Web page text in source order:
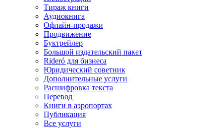
Тираж книги
Аудиокнига
Офлайн-продажи
Продвижение
Буктрейлер
Большой издательский пакет
Rideró для бизнеса
Юридический советник
Дополнительные услуги
Расшифровка текста
Перевод
Книги в аэропортах
Публикация
Все услуги